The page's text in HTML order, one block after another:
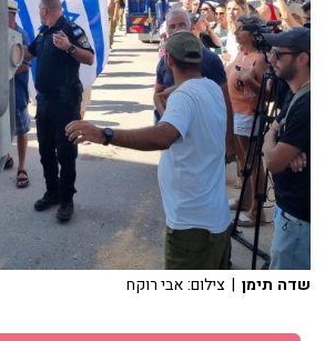
שדה תימן | צילום: אבי רוקח